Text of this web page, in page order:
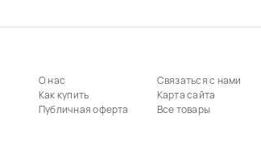
О нас
Как купить
Публичная оферта
Связаться с нами
Карта сайта
Все товары